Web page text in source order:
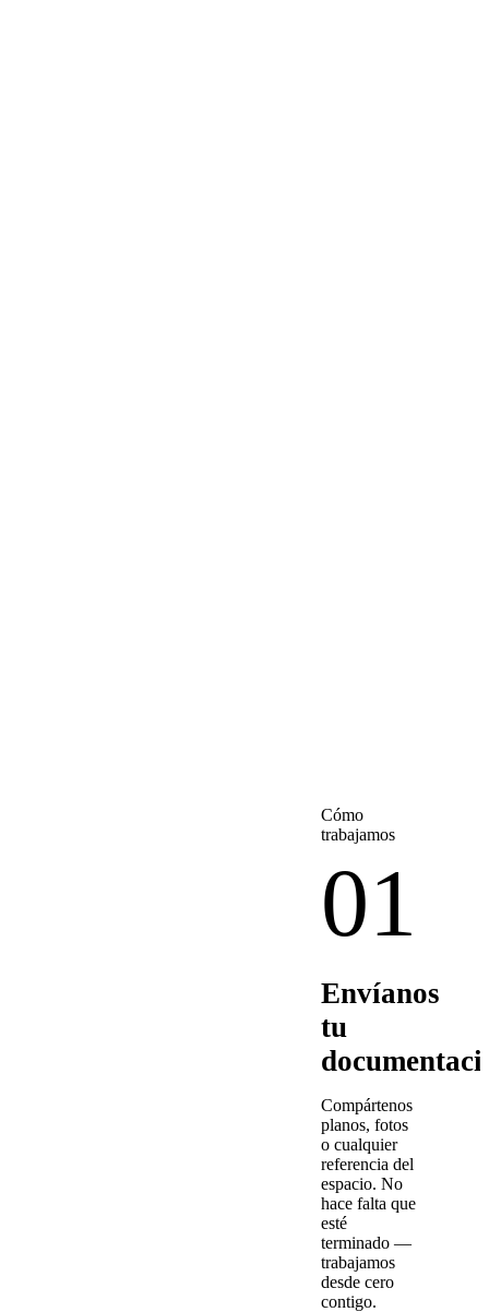
Cómo
trabajamos
01
Envíanos
tu
Compártenos
planos, fotos
o cualquier
referencia del
espacio. No
hace falta que
esté
terminado —
trabajamos
desde cero
contigo.